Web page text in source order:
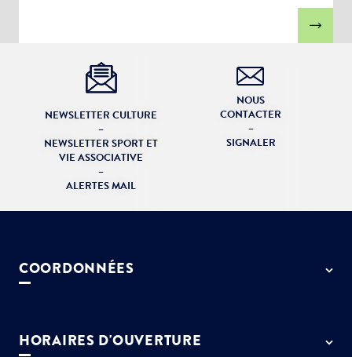
NEWSLETTER CULTURE
–
NEWSLETTER SPORT ET
VIE ASSOCIATIVE
–
ALERTES MAIL
NOUS
CONTACTER
–
SIGNALER
COORDONNÉES
01 64 13 55 55
HORAIRES D'OUVERTURE